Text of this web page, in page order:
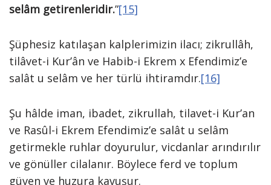
selâm getirenleridir.”[15]
Şüphesiz katılaşan kalplerimizin ilacı; zikrullâh,
tilâvet-i Kur’ân ve Habib-i Ekrem x Efendimiz’e
salât u selâm ve her türlü ihtiramdır.[16]
Şu hâlde iman, ibadet, zikrullah, tilavet-i Kur’an
ve Rasûl-i Ekrem Efendimiz’e salât u selâm
getirmekle ruhlar doyurulur, vicdanlar arındırılır
ve gönüller cilalanır. Böylece ferd ve toplum
güven ve huzura kavuşur.